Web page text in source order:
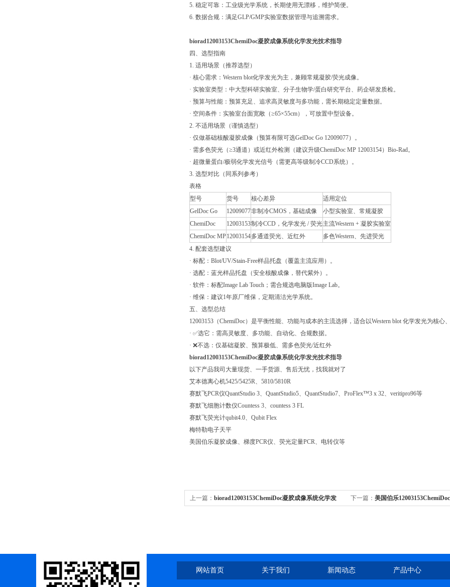
5. 稳定可靠：工业级光学系统，长期使用无漂移，维护简便。
6. 数据合规：满足GLP/GMP实验室数据管理与追溯需求。
biorad12003153ChemiDoc凝胶成像系统化学发光技术指导
四、选型指南
1. 适用场景（推荐选型）
· 核心需求：Western blot化学发光为主，兼顾常规凝胶/荧光成像。
· 实验室类型：中大型科研实验室、分子生物学/蛋白研究平台、药企研发质检。
· 预算与性能：预算充足、追求高灵敏度与多功能，需长期稳定定量数据。
· 空间条件：实验室台面宽敞（≥65×55cm），可放置中型设备。
2. 不适用场景（谨慎选型）
· 仅做基础核酸凝胶成像（预算有限可选GelDoc Go 12009077）。
· 需多色荧光（≥3通道）或近红外检测（建议升级ChemiDoc MP 12003154）Bio-Rad。
· 超微量蛋白/极弱化学发光信号（需更高等级制冷CCD系统）。
3. 选型对比（同系列参考）
表格
型号
货号 核心差异
适用定位
GelDoc Go
12009077非制冷CMOS，基础成像
小型实验室、常规凝胶
ChemiDoc
12003153制冷CCD，化学发光 / 荧光主流Western + 凝胶实验室
ChemiDoc MP12003154多通道荧光、近红外
多色Western、先进荧光
4. 配套选型建议
· 标配：Blot/UV/Stain-Free样品托盘（覆盖主流应用）。
· 选配：蓝光样品托盘（安全核酸成像，替代紫外）。
· 软件：标配Image Lab Touch；需合规选电脑版Image Lab。
· 维保：建议1年原厂维保，定期清洁光学系统。
五、选型总结
12003153（ChemiDoc）是平衡性能、功能与成本的主流选择，适合以Western blot 化学发光为核
· ✅选它：需高灵敏度、多功能、自动化、合规数据。
· ❌不选：仅基础凝胶、预算极低、需多色荧光/近红外
biorad12003153ChemiDoc凝胶成像系统化学发光技术指导
以下产品我司大量现货、一手货源、售后无忧，找我就对了
艾本德离心机5425/5425R、5810/5810R
赛默飞PCR仪QuantStudio 3、QuantStudio5、QuantStudio7、ProFlex™3 x 32、veritipro96等
赛默飞细胞计数仪Countess 3、countess 3 FL
赛默飞荧光计qubit4.0、Qubit Flex
梅特勒电子天平
美国伯乐凝胶成像、梯度PCR仪、荧光定量PCR、电转仪等
上一篇： biorad12003153ChemiDoc凝胶成像系统化学发 下一篇： 美国伯乐
网站首页 关于我们 新闻动态 产品中心